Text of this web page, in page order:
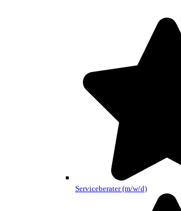
Serviceberater (m/w/d)